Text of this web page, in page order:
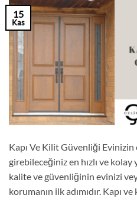
15
Kas
Kapı Ve Kilit Güvenliği Evinizin
girebileceğiniz en hızlı ve kolay
kalite ve güvenliğinin evinizi
korumanın ilk adımıdır. Kapı